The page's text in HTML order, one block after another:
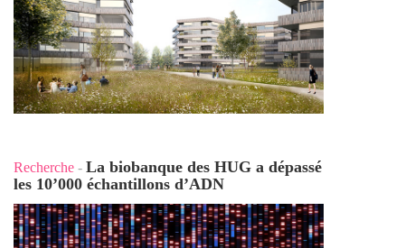
Recherche - La biobanque des HUG a dépassé
les 10’000 échantillons d’ADN